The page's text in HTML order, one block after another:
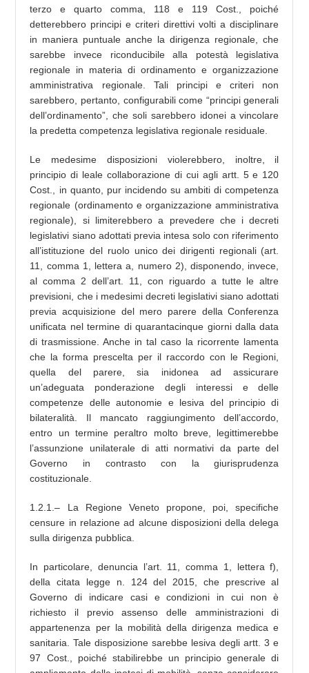
terzo e quarto comma, 118 e 119 Cost., poiché
detterebbero principi e criteri direttivi volti a disciplinare
in maniera puntuale anche la dirigenza regionale, che
sarebbe invece riconducibile alla potestà legislativa
regionale in materia di ordinamento e organizzazione
amministrativa regionale. Tali principi e criteri non
sarebbero, pertanto, configurabili come “principi generali
dell’ordinamento”, che soli sarebbero idonei a vincolare
la predetta competenza legislativa regionale residuale.
Le medesime disposizioni violerebbero, inoltre, il
principio di leale collaborazione di cui agli artt. 5 e 120
Cost., in quanto, pur incidendo su ambiti di competenza
regionale (ordinamento e organizzazione amministrativa
regionale), si limiterebbero a prevedere che i decreti
legislativi siano adottati previa intesa solo con riferimento
all’istituzione del ruolo unico dei dirigenti regionali (art.
11, comma 1, lettera a, numero 2), disponendo, invece,
al comma 2 dell’art. 11, con riguardo a tutte le altre
previsioni, che i medesimi decreti legislativi siano adottati
previa acquisizione del mero parere della Conferenza
unificata nel termine di quarantacinque giorni dalla data
di trasmissione. Anche in tal caso la ricorrente lamenta
che la forma prescelta per il raccordo con le Regioni,
quella del parere, sia inidonea ad assicurare
un’adeguata ponderazione degli interessi e delle
competenze delle autonomie e lesiva del principio di
bilateralità. Il mancato raggiungimento dell’accordo,
entro un termine peraltro molto breve, legittimerebbe
l’assunzione unilaterale di atti normativi da parte del
Governo in contrasto con la giurisprudenza
costituzionale.
1.2.1.– La Regione Veneto propone, poi, specifiche
censure in relazione ad alcune disposizioni della delega
sulla dirigenza pubblica.
In particolare, denuncia l’art. 11, comma 1, lettera f),
della citata legge n. 124 del 2015, che prescrive al
Governo di indicare casi e condizioni in cui non è
richiesto il previo assenso delle amministrazioni di
appartenenza per la mobilità della dirigenza medica e
sanitaria. Tale disposizione sarebbe lesiva degli artt. 3 e
97 Cost., poiché stabilirebbe un principio generale di